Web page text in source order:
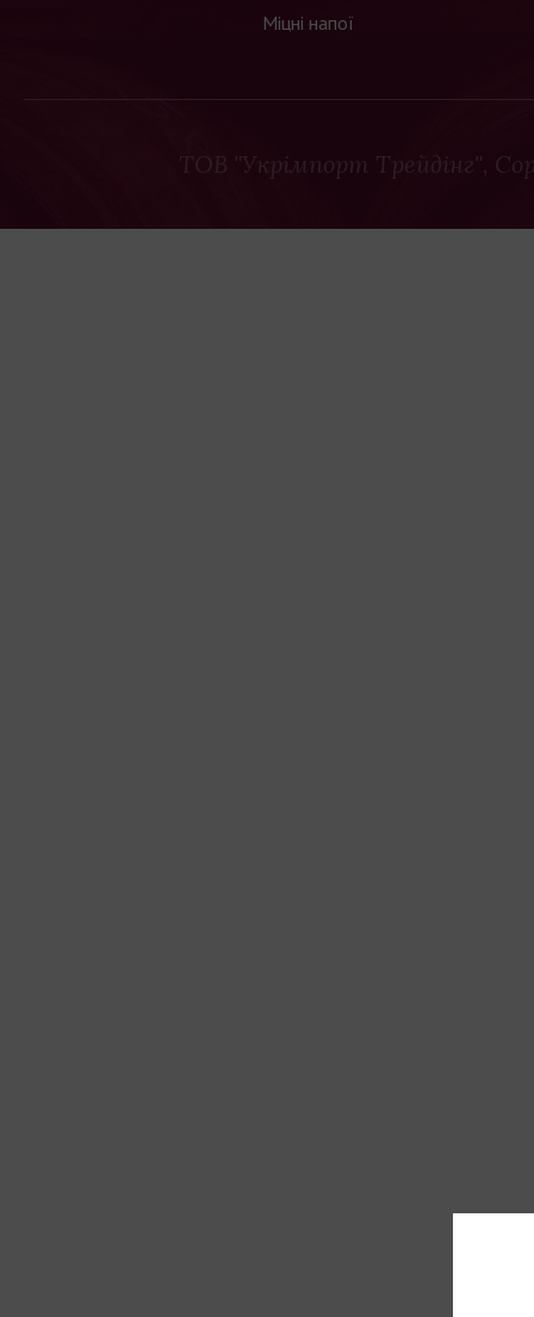
Міцні напої
ТОВ "Укрімпорт Трейдінг",